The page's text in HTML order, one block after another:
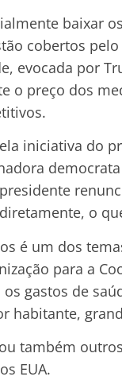
baixar
cobertos
evocada por
o preço dos
iniciativa do
o
é um dos
para a
gastos de
habitante,
também
EUA.